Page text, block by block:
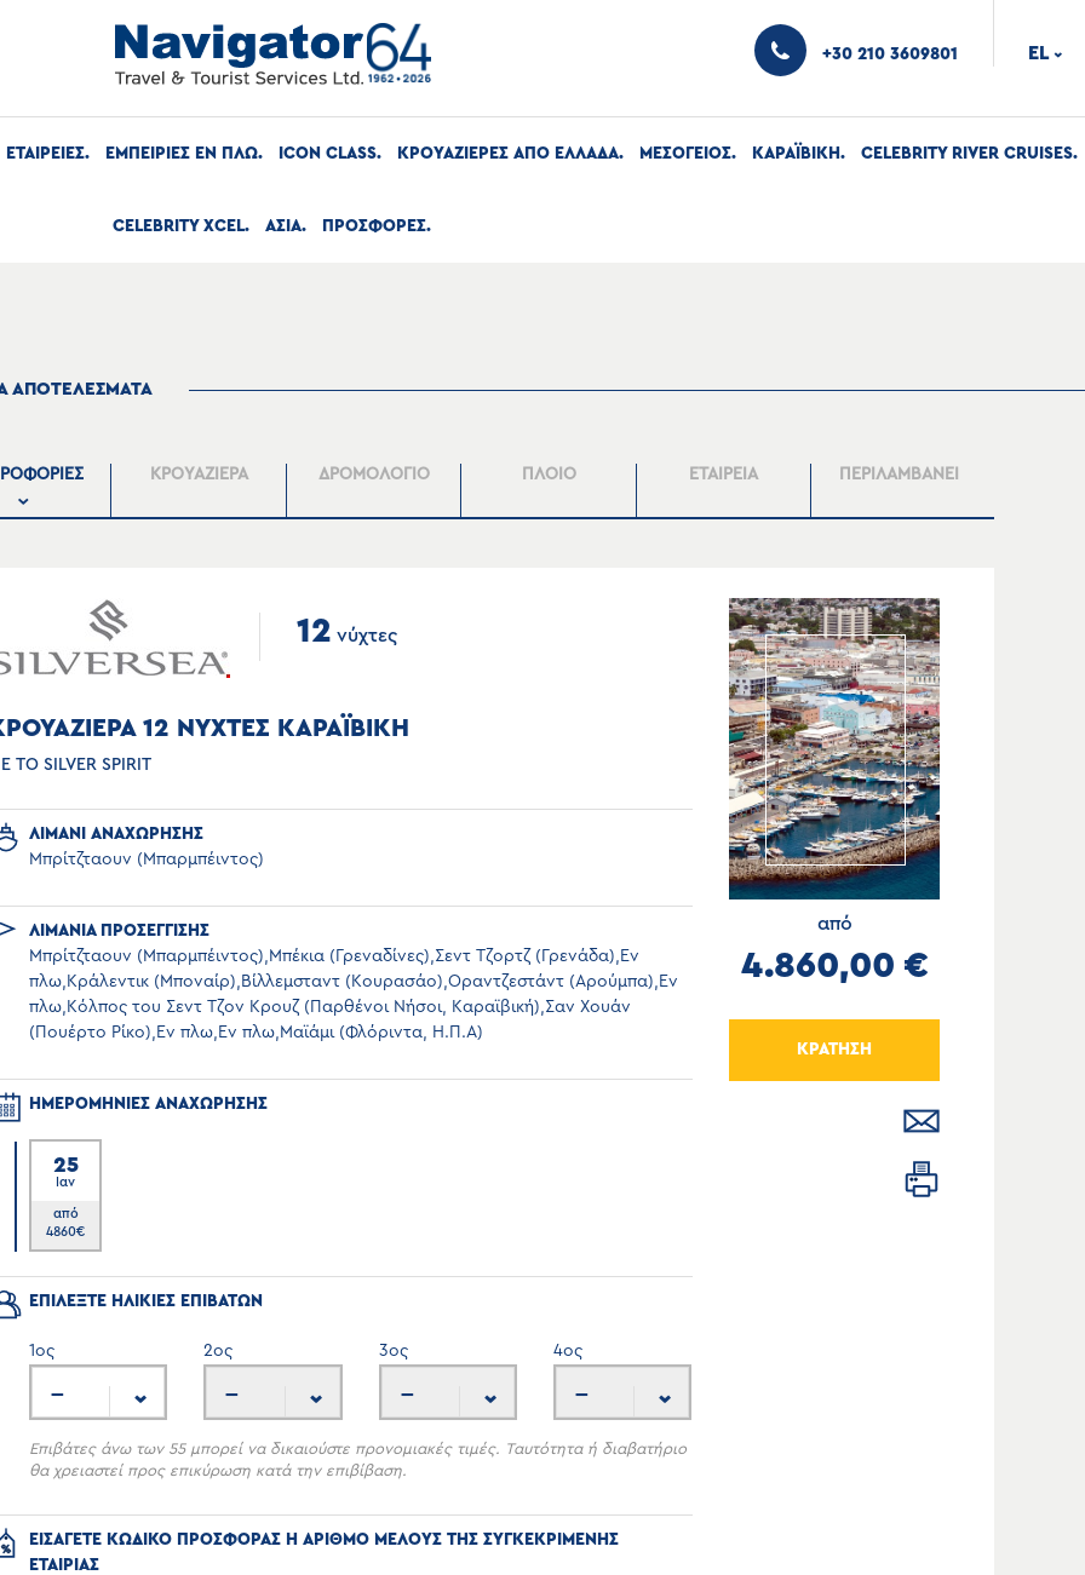
+30 210 3609801 EL ›
ΕΤΑΙΡΕΙΕΣ ΕΜΠΕΙΡΙΕΣ ΕΝ ΠΛΩ ICON CLASS ΚΡΟΥΑΖΙΕΡΕΣ ΑΠΟ ΕΛΛΑΔΑ ΜΕΣΟΓΕΙΟΣ ΚΑΡΑΪΒΙΚΗ CELEBRITY RIVER CRUISES
CELEBRITY XCEL ΑΣΙΑ ΠΡΟΣΦΟΡΕΣ
ΑΠΟΤΕΛΕΣΜΑΤΑ
ΚΡΟΥΑΖΙΕΡΑ ΔΡΟΜΟΛΟΓΙΟ ΠΛΟΙΟ ΕΤΑΙΡΕΙΑ ΠΕΡΙΛΑΜΒΑΝΕΙ
12 νύχτες
12 ΝΥΧΤΕΣ ΚΑΡΑΪΒΙΚΗ
ΤΟ SILVER SPIRIT
ΛΙΜΑΝΙ ΑΝΑΧΩΡΗΣΗΣ
Μπρίτζταουν (Μπαρμπέιντος)
ΛΙΜΑΝΙΑ ΠΡΟΣΕΓΓΙΣΗΣ
Μπρίτζταουν (Μπαρμπέιντος),Μπέκια (Γρεναδίνες),Σεντ Τζορτζ (Γρενάδα),Εν
πλω,Κράλεντικ (Μποναίρ),Βίλλεμσταντ (Κουρασάο),Οραντζεστάντ (Αρούμπα),Εν
πλω,Κόλπος του Σεντ Τζον Κρουζ (Παρθένοι Νήσοι, Καραϊβική),Σαν Χουάν
(Πουέρτο Ρίκο),Εν πλω,Εν πλω,Μαϊάμι (Φλόριντα, Η.Π.Α)
ΗΜΕΡΟΜΗΝΙΕΣ ΑΝΑΧΩΡΗΣΗΣ
25
Ιαν
από
4860€
ΕΠΙΛΕΞΤΕ ΗΛΙΚΙΕΣ ΕΠΙΒΑΤΩΝ
1ος
---
2ος
---
3ος
---
4ος
---
Επιβάτες άνω των 55 μπορεί να δικαιούστε προνομιακές τιμές. Ταυτότητα ή διαβατήριο
θα χρειαστεί προς επικύρωση κατά την επιβίβαση.
ΕΙΣΑΓΕΤΕ ΚΩΔΙΚΟ ΠΡΟΣΦΟΡΑΣ Η ΑΡΙΘΜΟ ΜΕΛΟΥΣ ΤΗΣ ΣΥΓΚΕΚΡΙΜΕΝΗΣ
ΕΤΑΙΡΙΑΣ
από
4.860,00 €
ΚΡΑΤΗΣΗ